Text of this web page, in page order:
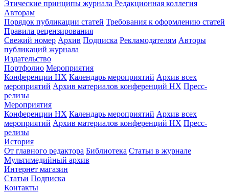
Этические принципы журнала Редакционная коллегия
Авторам
Порядок публикации статей Требования к оформлению статей
Правила рецензирования
Свежий номер Архив Подписка Рекламодателям Авторы
публикаций журнала
Издательство
Портфолио Мероприятия
Конференции НХ Календарь мероприятий Архив всех
мероприятий Архив материалов конференций НХ Пресс-
релизы
Мероприятия
Конференции НХ Календарь мероприятий Архив всех
мероприятий Архив материалов конференций НХ Пресс-
релизы
История
От главного редактора Библиотека Статьи в журнале
Мультимедийный архив
Интернет магазин
Статьи Подписка
Контакты